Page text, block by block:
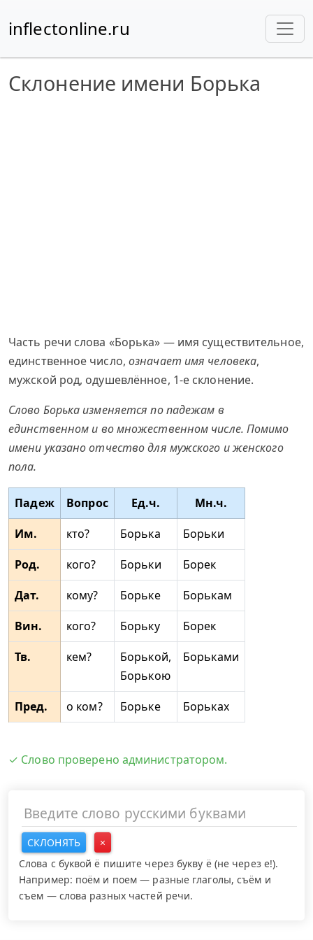
inflectonline.ru
Склонение имени Борька
Часть речи слова «Борька» — имя существительное,
единственное число,означает имя человека,
мужской род, одушевлённое, 1-е склонение.
Слово Борька изменяется по падежам в
единственном и во множественном числе. Помимо
имени указано отчество для мужского и женского
пола.
Падеж Вопрос Ед.ч.
Мн.ч.
Им.
кто? Борька
Борьки
Род.
кого? Борьки
Борек
Дат.
кому? Борьке
Борькам
Вин.
кого? Борьку
Борек
Тв.
кем?
Борькой,
Борькою
Борьками
Пред. о ком? Борьке Борьках
✓ Слово проверено администратором.
СКЛОНЯТЬ
×
Слова с буквой ё пишите через букву ё (не через е!).
Например: поём и поем — разные глаголы, съём и
съем — слова разных частей речи.